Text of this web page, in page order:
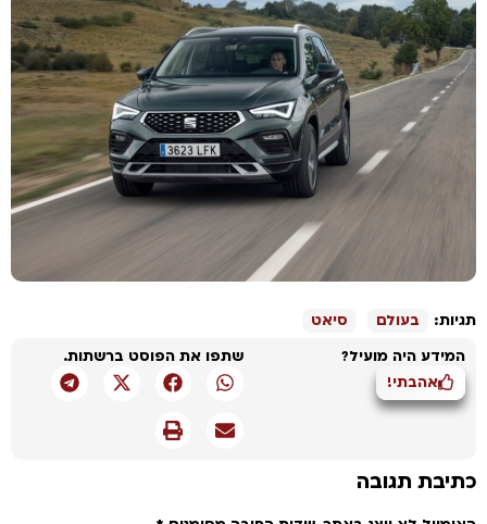
תגיות: בעולם
סיאט
המידע היה מועיל?
אהבתי!
שתפו את הפוסט ברשתות.
כתיבת תגובה